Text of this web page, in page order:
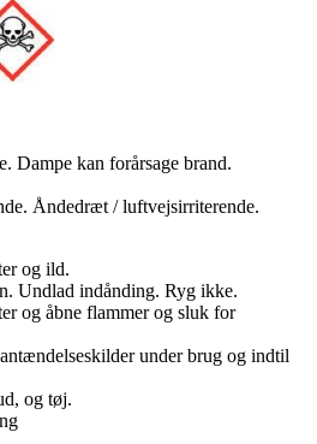
Dampe kan forårsage brand.
Åndedræt / luftvejsirriterende.
og ild.
Undlad indånding. Ryg ikke.
og åbne flammer og sluk for
under brug og indtil
og tøj.